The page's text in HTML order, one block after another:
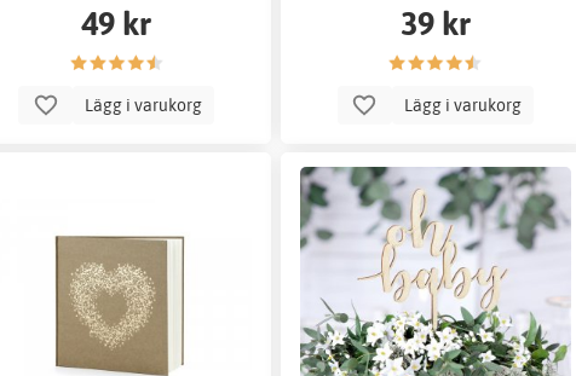
49 kr
Lägg i varukorg
39 kr
Lägg i varukorg